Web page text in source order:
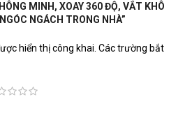
MINH, XOAY 360 ĐỘ, VẮT KHÔ
NGÁCH TRONG NHÀ”
hiển thị công khai. Các trường bắt